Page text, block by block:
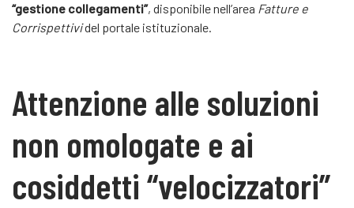
“gestione collegamenti”, disponibile nell’area Fatture e
Corrispettividel portale istituzionale.
Attenzione alle soluzioni
non omologate e ai
cosiddetti “velocizzatori”